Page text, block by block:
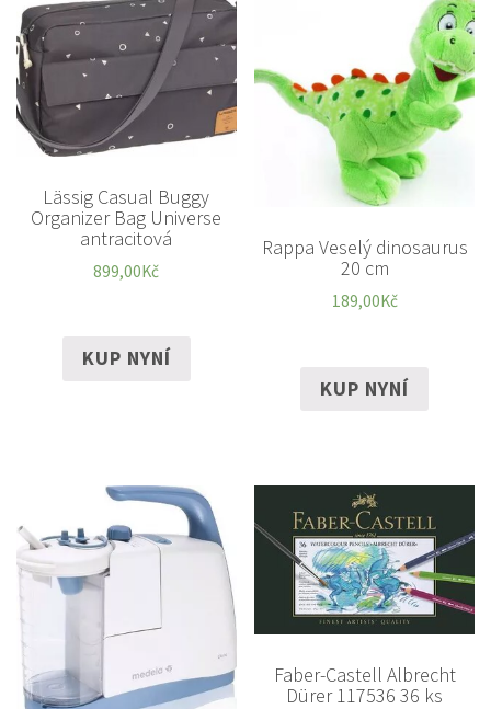
Lässig Casual Buggy
Organizer Bag Universe
antracitová
899,00Kč
KUP NYNÍ
Rappa Veselý dinosaurus
20 cm
189,00Kč
KUP NYNÍ
Faber-Castell Albrecht
Dürer 117536 36 ks